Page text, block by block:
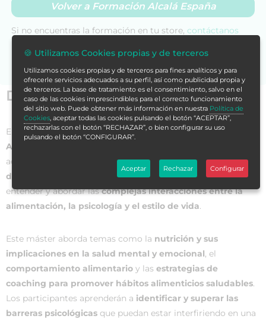
Datos generales
El
Máster de Formación Permanente en Psicología de la
Alimentación y Coaching Nutricional
académico diseñado para proporcionar a losprofesionales
de la salud y del bienestarlas herramientas necesarias para
entender y abordar lascomplejas interacciones entre la
alimentación, la psicología y el estilo de vida.
Este máster aborda temas como la nutrición y sus
implicaciones en la salud mental y emocional, el
comportamiento alimentario y las estrategias de
coaching para promover hábitos alimenticios saludables.
Los participantes aprenderán a identificar y superar las
barreras psicológicas que puedan estar interfiriendo en una
Volver a Formación Alcalá España
Si no encuentras la formación en tu store, contáctanos
🍪 Utilizamos Cookies propias y de terceros
Utilizamos cookies propias y de terceros para fines analíticos y para
ofrecerle servicios adecuados a su perfil, así como publicidad propia y
de terceros. La base de tratamiento es el consentimiento, salvo en el
caso de las cookies imprescindibles para el correcto funcionamiento
del sitio web. Puede obtener más información en nuestra Política de
Cookies , aceptar todas las cookies pulsando el botón “ACEPTAR”,
rechazarlas con el botón “RECHAZAR”, o bien configurar su uso
pulsando el botón “CONFIGURAR”.
Aceptar Rechazar Configurar